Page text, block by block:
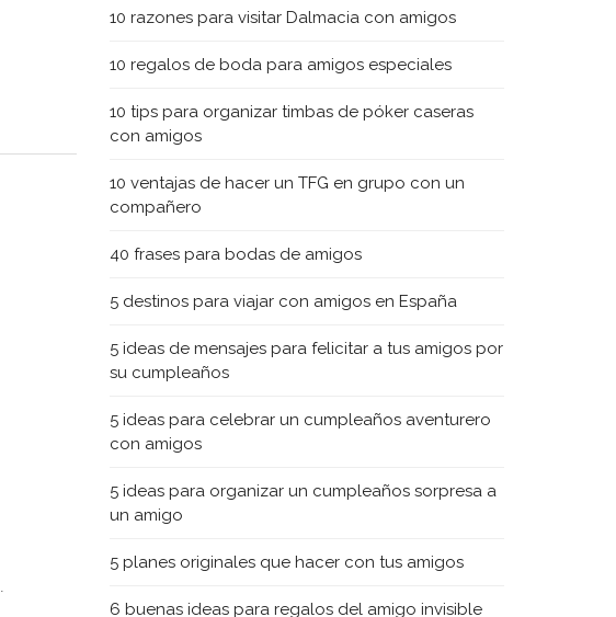
10 razones para visitar Dalmacia con amigos
10 regalos de boda para amigos especiales
10 tips para organizar timbas de póker caseras
con amigos
10 ventajas de hacer un TFG en grupo con un
compañero
40 frases para bodas de amigos
5 destinos para viajar con amigos en España
5 ideas de mensajes para felicitar a tus amigos por
su cumpleaños
5 ideas para celebrar un cumpleaños aventurero
con amigos
5 ideas para organizar un cumpleaños sorpresa a
un amigo
5 planes originales que hacer con tus amigos
6 buenas ideas para regalos del amigo invisible